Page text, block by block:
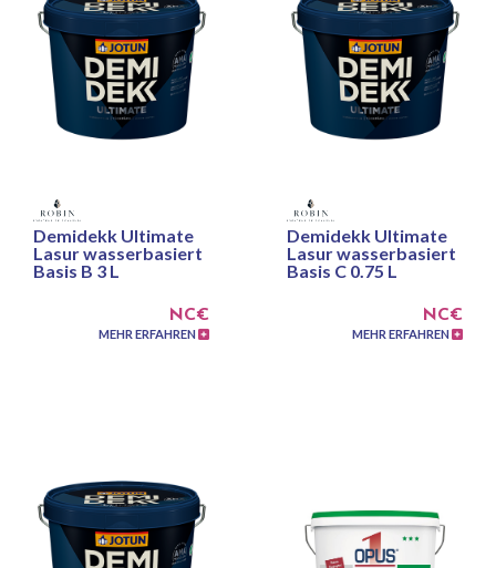
Demidekk Ultimate
Lasur wasserbasiert
Basis B 3 L
NC€
MEHR ERFAHREN
Demidekk Ultimate
Lasur wasserbasiert
Basis C 0.75 L
NC€
MEHR ERFAHREN